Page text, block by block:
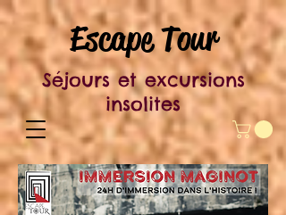
Escape Tour
Séjours et excursions
insolites